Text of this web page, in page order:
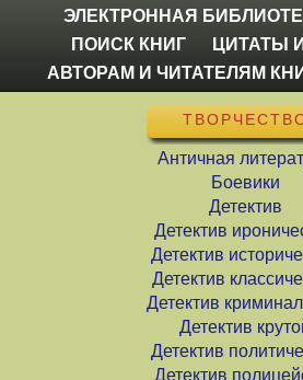
ЭЛЕКТРОННАЯ
ПОИСК КНИГ
ЦИТАТЫ
АВТОРАМ И ЧИТАТЕЛЯМ
Античная
Боевики
Детектив
Детектив
Детектив
Детектив
Детектив
Детектив
Детектив
Детектив